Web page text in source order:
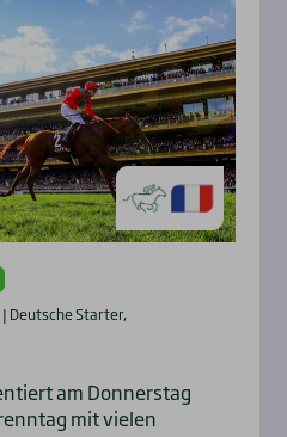
Deutsche Starter,
am Donnerstag
mit vielen